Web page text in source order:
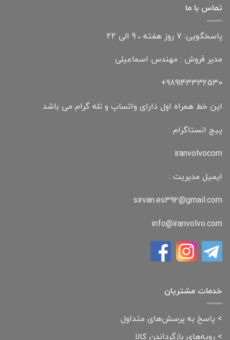
تماس با ما
پاسخگویی: 7 روز هفته ، 9 الی 22
مدیر فروش : مهندس اسماعیلی
989143332530+
این خط همراه اول دارای واتساپ و تله گرام می باشد
پیج انستاگرام :
iranvolvocom
ایمیل مدیریت :
sirvan.es392@gmail.com
info@iranvolvo.com
خدمات مشتریان
> پاسخ به پرسش‌های متداول
> رویه‌های بازگرداندن کالا